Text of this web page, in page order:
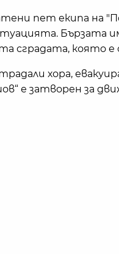
пет екипа на
Бързата
сградата, която
хора,
е затворен за